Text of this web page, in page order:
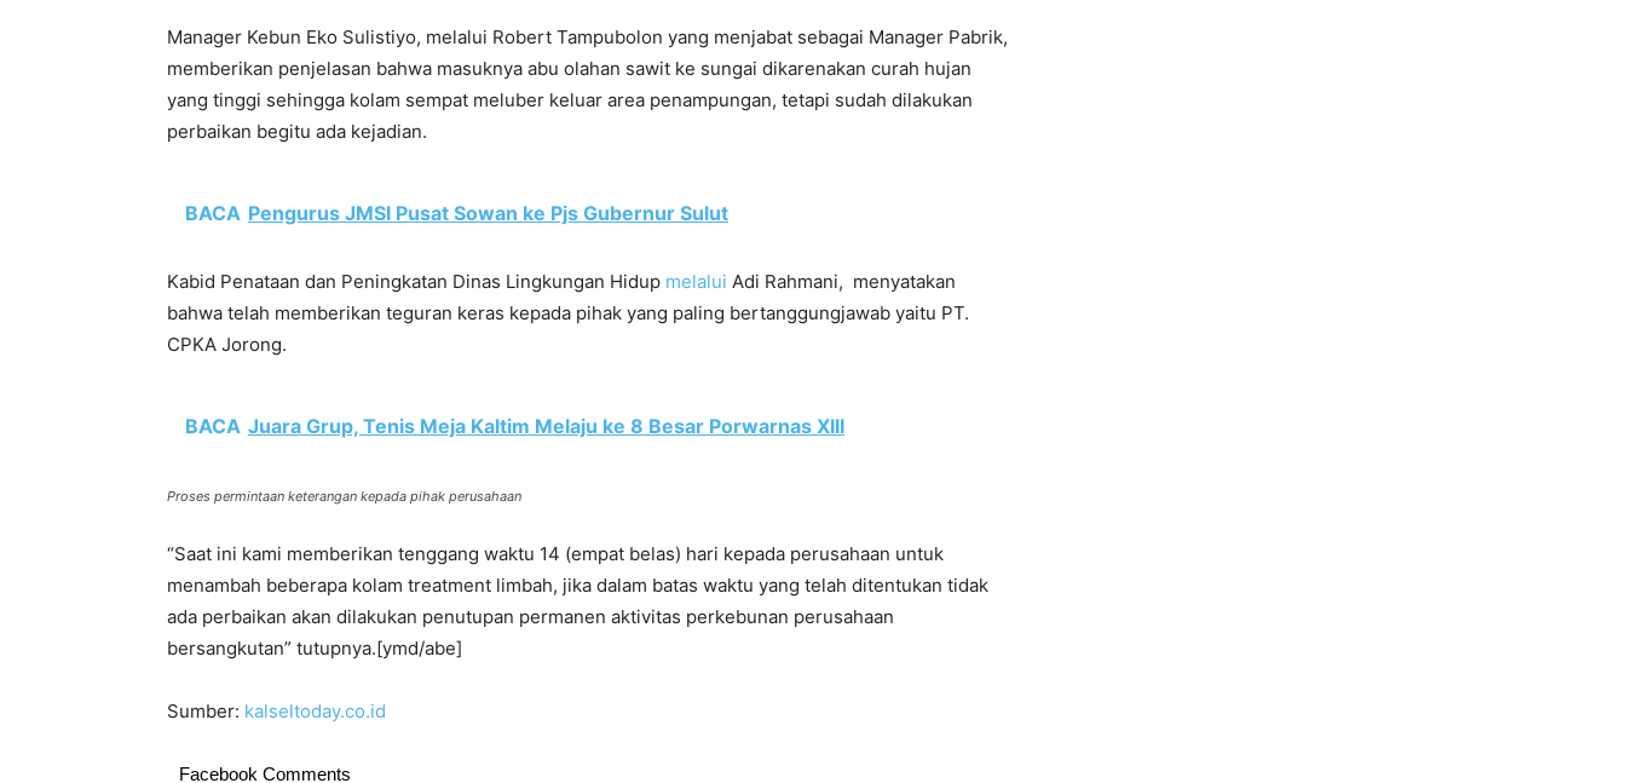
Manager Kebun Eko Sulistiyo, melalui Robert Tampubolon yang menjabat sebagai Manager Pabrik,
memberikan penjelasan bahwa masuknya abu olahan sawit ke sungai dikarenakan curah hujan
yang tinggi sehingga kolam sempat meluber keluar area penampungan, tetapi sudah dilakukan
perbaikan begitu ada kejadian.
BACA Pengurus JMSI Pusat Sowan ke Pjs Gubernur Sulut
Kabid Penataan dan Peningkatan Dinas Lingkungan Hidup melalui Adi Rahmani, menyatakan
bahwa telah memberikan teguran keras kepada pihak yang paling bertanggungjawab yaitu PT.
CPKA Jorong.
BACA Juara Grup, Tenis Meja Kaltim Melaju ke 8 Besar Porwarnas XIII
Proses permintaan keterangan kepada pihak perusahaan
“Saat ini kami memberikan tenggang waktu 14 (empat belas) hari kepada perusahaan untuk
menambah beberapa kolam treatment limbah, jika dalam batas waktu yang telah ditentukan tidak
ada perbaikan akan dilakukan penutupan permanen aktivitas perkebunan perusahaan
bersangkutan” tutupnya.[ymd/abe]
Sumber: kalseltoday.co.id
Facebook Comments